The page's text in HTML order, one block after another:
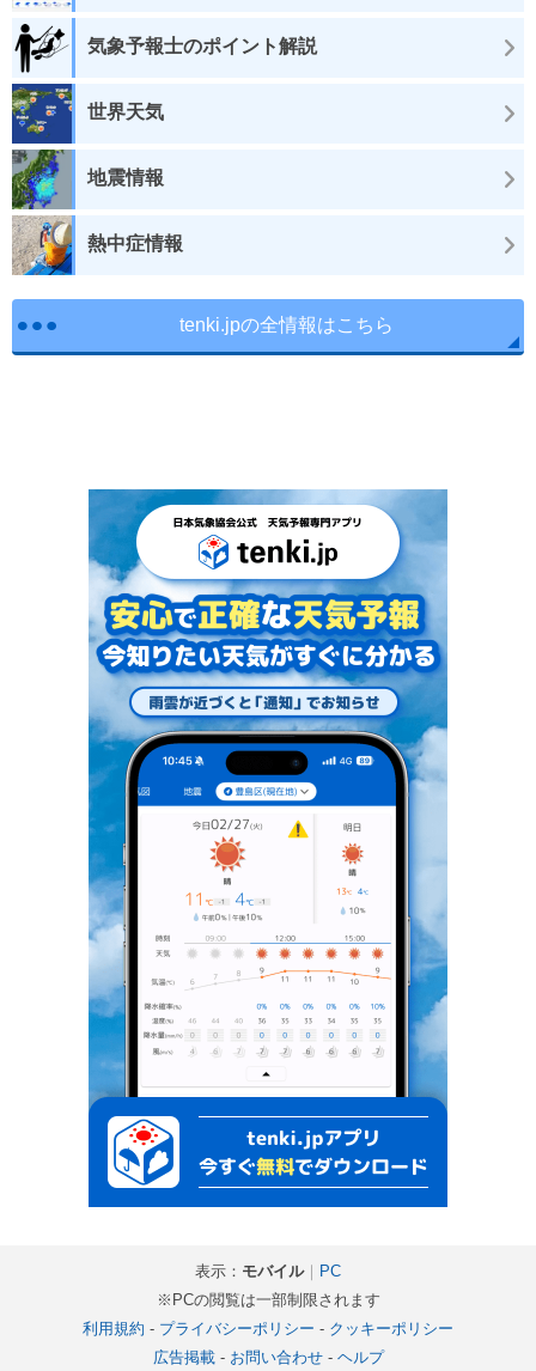
気象予報士のポイント解説
世界天気
地震情報
熱中症情報
tenki.jpの全情報はこちら
表示： モバイル｜ PC
※PCの閲覧は一部制限されます
利用規約 - プライバシーポリシー - クッキーポリシー
広告掲載- お問い合わせ- ヘルプ